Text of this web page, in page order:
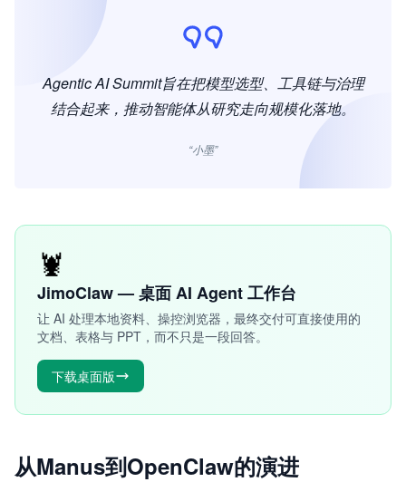
Agentic AI Summit旨在把模型选型、工具链与治理
结合起来，推动智能体从研究走向规模化落地。
“小墨”
🦞
JimoClaw — 桌面 AI Agent 工作台
让 AI 处理本地资料、操控浏览器，最终交付可直接使用的
文档、表格与 PPT，而不只是一段回答。
下载桌面版
从Manus到OpenClaw的演进